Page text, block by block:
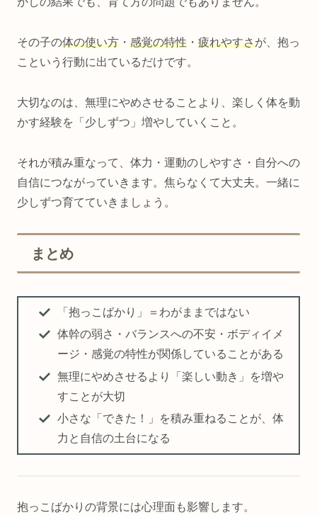
その子の体の使い方 ・ 感覚の特性 ・ 疲れやすさが、抱っ
こという行動に出ているだけです。
大切なのは、無理にやめさせることより、楽しく体を動
かす経験を「少しずつ」増やしていくこと。
それが積み重なって、体力・運動のしやすさ・自分への
自信につながっていきます。焦らなくて大丈夫。一緒に
少しずつ育てていきましょう。
まとめ
「抱っこばかり」＝わがままではない
体幹の弱さ・バランスへの不安・ボディイメ
ージ・感覚の特性が関係していることがある
無理にやめさせるより「楽しい動き」を増や
すことが大切
小さな「できた！」を積み重ねることが、体
力と自信の土台になる
抱っこばかりの背景には心理面も影響します。